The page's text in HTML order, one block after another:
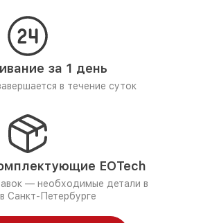
за 1 день
в течение суток
EOTech
— необходимые детали в
Санкт-Петербурге